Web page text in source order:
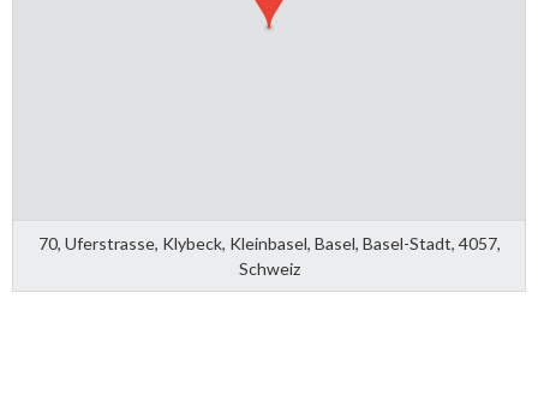
70, Uferstrasse, Klybeck, Kleinbasel, Basel, Basel-Stadt, 4057,
Schweiz